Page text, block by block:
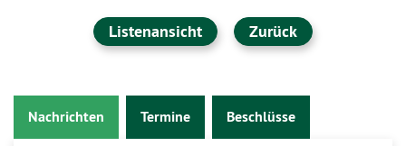
Listenansicht Zurück
Nachrichten Termine Beschlüsse